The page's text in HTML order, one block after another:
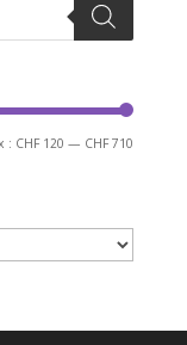
: CHF 120 — CHF 710